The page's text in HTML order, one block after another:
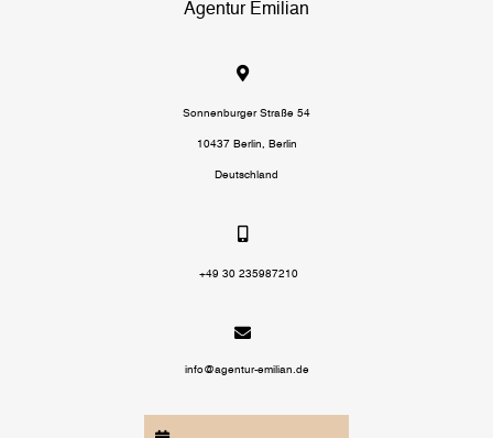
Agentur Emilian
Sonnenburger Straße 54
10437 Berlin, Berlin
Deutschland
+49 30 235987210
info@agentur-emilian.de